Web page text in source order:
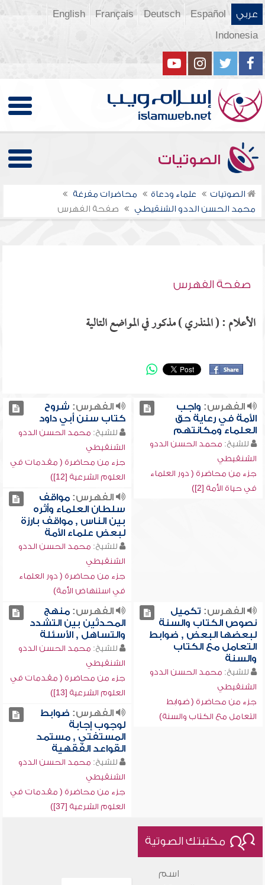
عربي Español
Deutsch
Français
English
Indonesia
الصوتيات
الصوتيات علماء ودعاة
محاضرات مفرغة
محمد الحسن الددو الشنقيطي
صفحة الفهرس
صفحة الفهرس
الأعلام : ( المنذري ) مذكور في المواضع التالية
الفهرس: واجب
الأمة في رعاية حق
العلماء ومكانتهم
للشيخ: محمد الحسن الددو
الشنقيطي
جزء من محاضرة ( دور العلماء
في حياة الأمة [2])
الفهرس: شروح
كتاب سنن أبي داود
للشيخ: محمد الحسن الددو
الشنقيطي
جزء من محاضرة ( مقدمات في
العلوم الشرعية [12])
الفهرس:مواقف
سلطان العلماء وأثره
بين الناس , مواقف بارزة
لبعض علماء الأمة
للشيخ: محمد الحسن الددو
الشنقيطي
جزء من محاضرة ( دور العلماء
في استنهاض الأمة)
الفهرس: تكميل
نصوص الكتاب والسنة
لبعضها البعض , ضوابط
التعامل مع الكتاب
والسنة
للشيخ: محمد الحسن الددو
الشنقيطي
جزء من محاضرة ( ضوابط
التعامل مع الكتاب والسنة)
الفهرس:منهج
المحدثين بين التشدد
والتساهل , الأسئلة
للشيخ: محمد الحسن الددو
الشنقيطي
جزء من محاضرة ( مقدمات في
العلوم الشرعية [13])
الفهرس: ضوابط
لوجوب إجابة
المستفتي , مستمد
القواعد الفقهية
للشيخ: محمد الحسن الددو
الشنقيطي
جزء من محاضرة ( مقدمات في
العلوم الشرعية [37])
مكتبتك الصوتية
اسم